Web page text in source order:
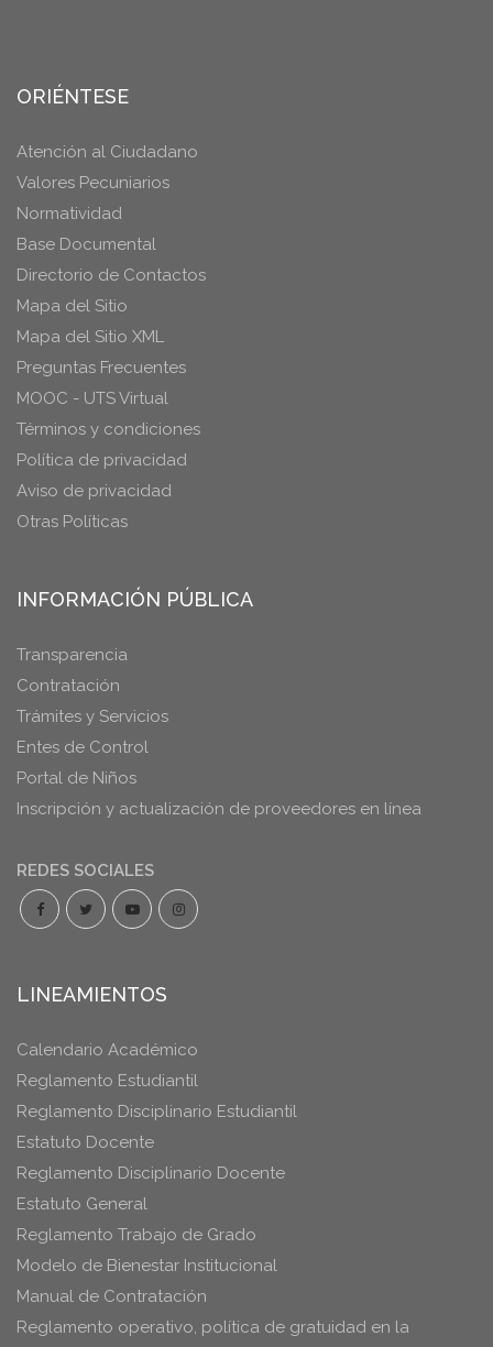
ORIÉNTESE
Atención al Ciudadano
Valores Pecuniarios
Normatividad
Base Documental
Directorio de Contactos
Mapa del Sitio
Mapa del Sitio XML
Preguntas Frecuentes
MOOC - UTS Virtual
Términos y condiciones
Política de privacidad
Aviso de privacidad
Otras Políticas
INFORMACIÓN PÚBLICA
Transparencia
Contratación
Trámites y Servicios
Entes de Control
Portal de Niños
Inscripción y actualización de proveedores en línea
REDES SOCIALES
LINEAMIENTOS
Calendario Académico
Reglamento Estudiantil
Reglamento Disciplinario Estudiantil
Estatuto Docente
Reglamento Disciplinario Docente
Estatuto General
Reglamento Trabajo de Grado
Modelo de Bienestar Institucional
Manual de Contratación
Reglamento operativo, política de gratuidad en la